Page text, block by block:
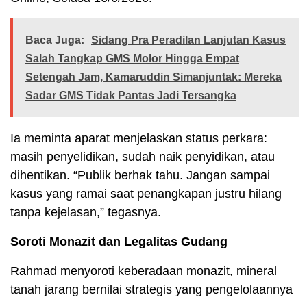
Baca Juga:
Sidang Pra Peradilan Lanjutan Kasus
Salah Tangkap GMS Molor Hingga Empat
Setengah Jam, Kamaruddin Simanjuntak: Mereka
Sadar GMS Tidak Pantas Jadi Tersangka
Ia meminta aparat menjelaskan status perkara:
masih penyelidikan, sudah naik penyidikan, atau
dihentikan. “Publik berhak tahu. Jangan sampai
kasus yang ramai saat penangkapan justru hilang
tanpa kejelasan,” tegasnya.
Soroti Monazit dan Legalitas Gudang
Rahmad menyoroti keberadaan monazit, mineral
tanah jarang bernilai strategis yang pengelolaannya